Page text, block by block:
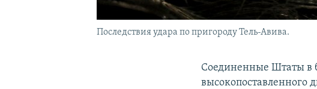
Последствия удара по пригороду Тель-Авива.
Соединенные Штаты в
высокопоставленного